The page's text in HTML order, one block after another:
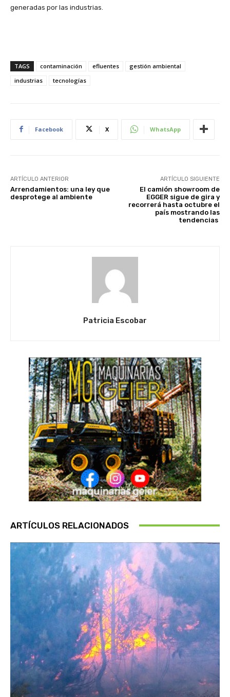
generadas por las industrias.
TAGS contaminación efluentes
gestión ambiental
industrias
tecnologías
Facebook X WhatsApp
ARTÍCULO ANTERIOR
Arrendamientos: una ley que
desprotege al ambiente
ARTÍCULO SIGUIENTE
El camión showroom de
EGGER sigue de gira y
recorrerá hasta octubre el
país mostrando las
tendencias
Patricia Escobar
ARTÍCULOS RELACIONADOS